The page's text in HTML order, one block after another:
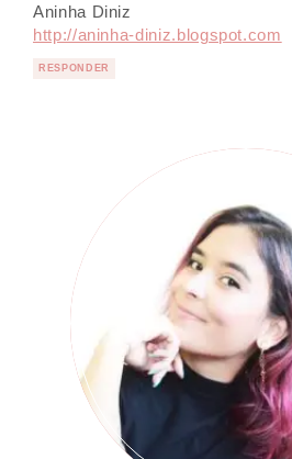
Aninha Diniz
http://aninha-diniz.blogspot.com
RESPONDER